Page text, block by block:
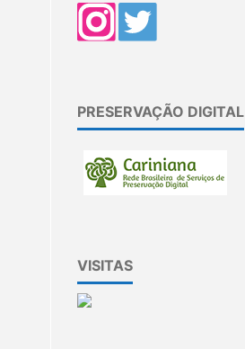
PRESERVAÇÃO DIGITAL
VISITAS